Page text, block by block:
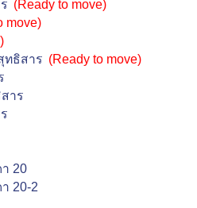
(Ready to move)
move)
ทธิสาร (Ready to move)
าร
20
20-2